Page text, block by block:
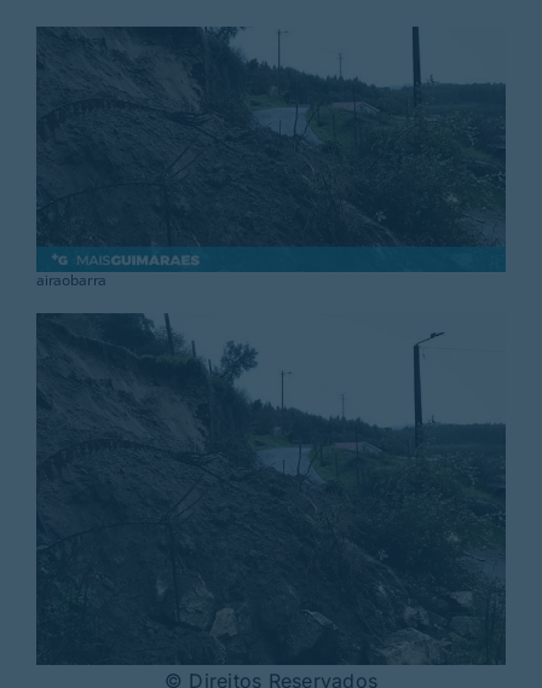
airaobarra
© Direitos Reservados